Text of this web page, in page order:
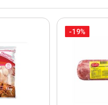
-19%